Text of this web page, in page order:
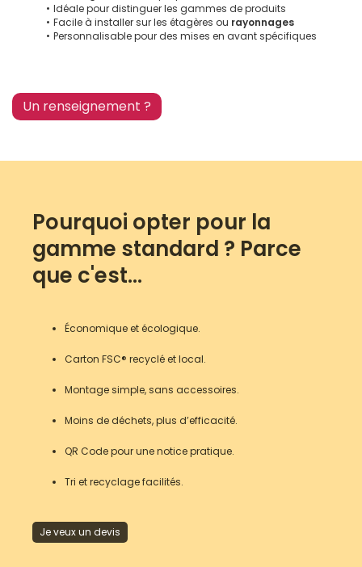
Idéale pour distinguer les gammes de produits
Facile à installer sur les étagères ou rayonnages
Personnalisable pour des mises en avant spécifiques
Un renseignement ?
Pourquoi opter pour la
gamme standard ? Parce
que c'est...
Économique et écologique.
Carton FSC® recyclé et local.
Montage simple, sans accessoires.
Moins de déchets, plus d’efficacité.
QR Code pour une notice pratique.
Tri et recyclage facilités.
Je veux un devis